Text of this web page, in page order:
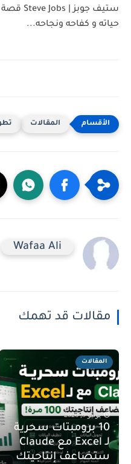
ستيف جوبز | Steve Jobs قصة
حياته و كفاحه ونجاحه...
المقالات
Wafaa Ali
مقالات قد تهمك
المقالات
يونيو 9, 2026
10 برومبتات سحرية
لـ Excel مع Claude
ستضاعف إنتاجيتك